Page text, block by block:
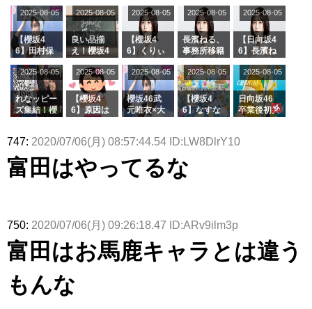
がこちら
理子、8/6
「ラヴィッ
ト！」水曜
スタジオ出
演決定
uddiesを
ざわつかせ
る...
カップお姉
さんに恐怖
【くりぃむ
ナンタラ】
2曲目っ
て...【ラヴ
ィット 東
京ドーム公
演】
師匠オード
リー若林さ
んと再会し
た結果･･･
【激レアさ
きた。】
【櫻坂4
6】田村保
ージを脱い
でいた理由
2025-08-05
良い品揃
え！櫻坂4
グル『Mak
e or Brea
k』オフィ
シャルグッ
ズ絶賛販売
2025-08-05
【櫻坂4
6】くりぃ
の2人を手
玉に取る大
沼晶保【く
りぃむナン
タラ】
2025-08-05
長濱ねる、
事務所移籍
属を発表
2025-08-05
【日向坂4
6】長濱ね
ら移籍しフ
ラーム所属
に。これで
事務所に所
属している
さまの反応
2025-08-05
れなッピー
ズ集結！櫻
理子、8/6
「ラヴィッ
ト！」水曜
スタジオ出
2025-08-05
【櫻坂4
6】原因は
uddiesを
る...
2025-08-05
櫻坂46武
元唯衣×大
カップお姉
【くりぃむ
ナンタラ】
2025-08-05
【櫻坂4
6】なすな
2曲目っ
ィット 東
京ドーム公
2025-08-05
日向坂46
卒業後初共
師匠オード
2025-08-05
747: 2020/07/06(月) 08:57:44.54 ID:LW8DlrY10
富田はやってるな
750: 2020/07/06(月) 09:26:18.47 ID:ARv9ilm3p
富田はお馬鹿キャラとは違う
もんな